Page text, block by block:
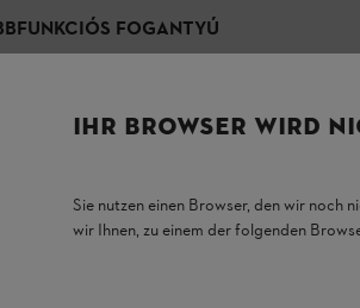
FOGANTYÚ
HAJTÓMŰ
IHR BROWSER WIRD
Sie nutzen einen Browser, den wir noch
wir Ihnen, zu einem der folgenden